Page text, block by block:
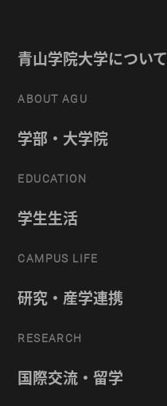
青山学院大学について
ABOUT AGU
学部・大学院
EDUCATION
学生生活
CAMPUS LIFE
研究・産学連携
RESEARCH
国際交流・留学